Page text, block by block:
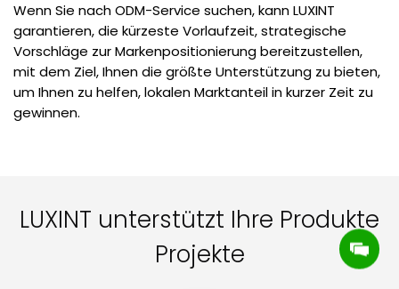
Wenn Sie nach ODM-Service suchen, kann LUXINT
garantieren, die kürzeste Vorlaufzeit, strategische
Vorschläge zur Markenpositionierung bereitzustellen,
mit dem Ziel, Ihnen die größte Unterstützung zu bieten,
um Ihnen zu helfen, lokalen Marktanteil in kurzer Zeit zu
gewinnen.
LUXINT unterstützt Ihre Produkte
Projekte